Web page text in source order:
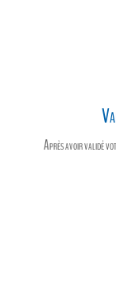
Après avoir validé